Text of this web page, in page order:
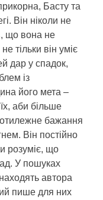
Басту та
Він ніколи не
що вона не
тільки він уміє
дар у спадок,
із
його мета –
аби більше
бажання
Він постійно
розуміє, що
У пошуках
автора
пише для них